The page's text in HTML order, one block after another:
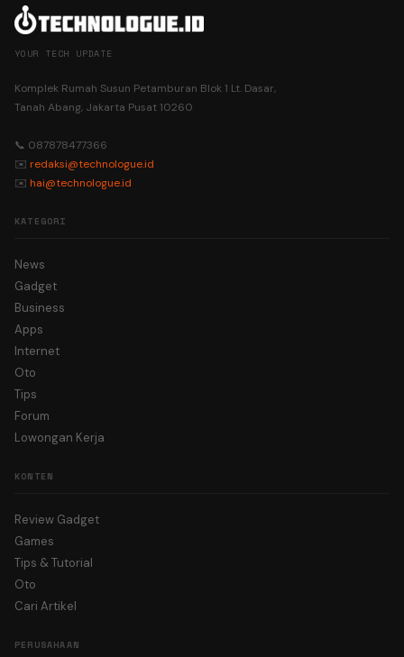
YOUR TECH UPDATE
Komplek Rumah Susun Petamburan Blok 1 Lt. Dasar,
Tanah Abang, Jakarta Pusat 10260
📞 087878477366
✉️ redaksi@technologue.id
✉️ hai@technologue.id
KATEGORI
News
Gadget
Business
Apps
Internet
Oto
Tips
Forum
Lowongan Kerja
KONTEN
Review Gadget
Games
Tips & Tutorial
Oto
Cari Artikel
PERUSAHAAN